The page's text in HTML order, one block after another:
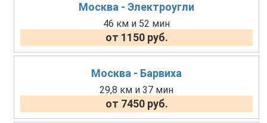
Москва - Электроугли
46 км и 52 мин
от 1150 руб.
Москва - Барвиха
29,8 км и 37 мин
от 7450 руб.